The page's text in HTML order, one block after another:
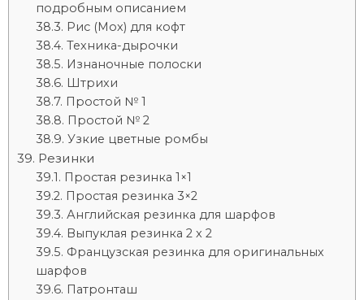
подробным описанием
Рис (Мох) для кофт
Техника-дырочки
Изнаночные полоски
Штрихи
Простой № 1
Простой № 2
Узкие цветные ромбы
Резинки
Простая резинка 1×1
Простая резинка 3×2
Английская резинка для шарфов
Выпуклая резинка 2 x 2
Французская резинка для оригинальных
шарфов
Патронташ